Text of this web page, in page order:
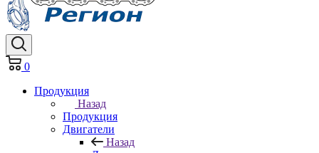
0
Продукция
Назад
Продукция
Двигатели
Назад